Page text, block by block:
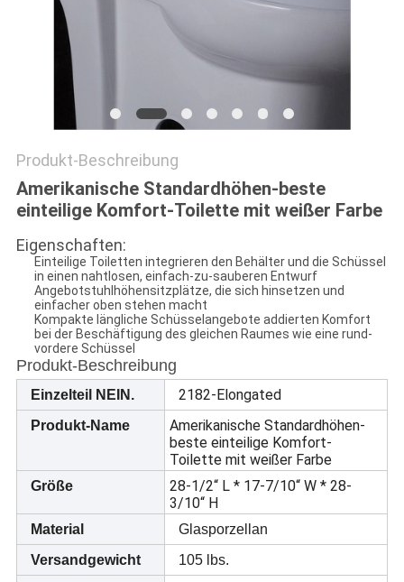
Produkt-Beschreibung
Amerikanische Standardhöhen-beste
einteilige Komfort-Toilette mit weißer Farbe
Eigenschaften:
Einteilige Toiletten integrieren den Behälter und die Schüssel
in einen nahtlosen, einfach-zu-sauberen Entwurf
Angebotstuhlhöhensitzplätze, die sich hinsetzen und
einfacher oben stehen macht
Kompakte längliche Schüsselangebote addierten Komfort
bei der Beschäftigung des gleichen Raumes wie eine rund-
vordere Schüssel
Produkt-Beschreibung
Einzelteil NEIN. 2182-Elongated
Produkt-Name
Amerikanische Standardhöhen-
beste einteilige Komfort-
Toilette mit weißer Farbe
Größe
28-1/2“ L * 17-7/10“ W * 28-
3/10“ H
Material
Glasporzellan
Versandgewicht
105 lbs.